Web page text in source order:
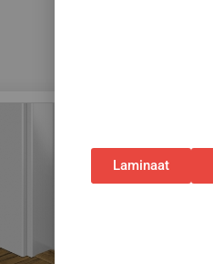
Laminaat